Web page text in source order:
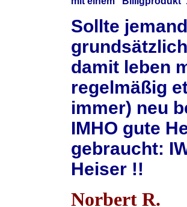
Sollte
damit leben
regelmäßig
immer) neu
IMHO gute
gebraucht:
Heiser !!
Norbert R.